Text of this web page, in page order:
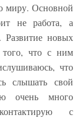
миру. Основной
не работа, а
Развитие новых
того, что с ним
что
слышать свой
очень много
с